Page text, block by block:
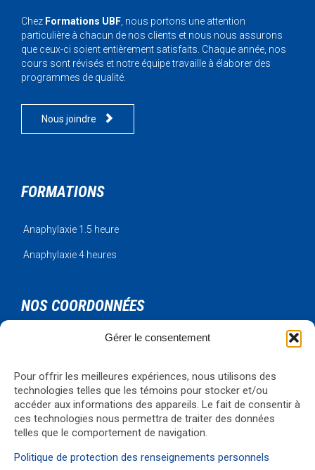
Gérer le consentement
Pour offrir les meilleures expériences, nous utilisons des
technologies telles que les témoins pour stocker et/ou
accéder aux informations des appareils. Le fait de consentir à
ces technologies nous permettra de traiter des données
telles que le comportement de navigation.
Politique de protection des renseignements personnels
Chez Formations UBF , nous portons une attention
particulière à chacun de nos clients et nous nous assurons
que ceux-ci soient entièrement satisfaits. Chaque année, nos
cours sont révisés et notre équipe travaille à élaborer des
programmes de qualité.
Nous joindre 
FORMATIONS
Anaphylaxie 1.5 heure
Anaphylaxie 4 heures
NOS COORDONNÉES
Urgence Bois-Francs Inc.
Téléphone: 819-330-4344
Courriel:formations@ubf.coop
Visualiser la carte →